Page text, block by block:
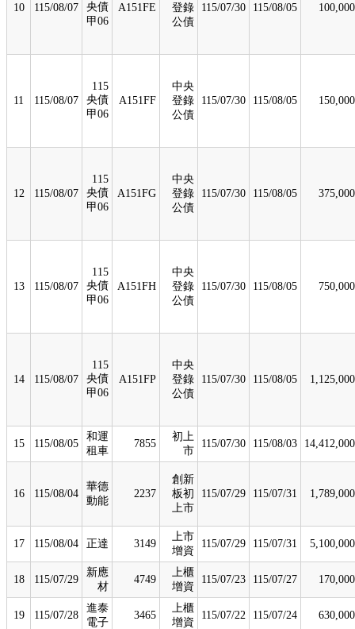
10 115/08/07
央債
甲06
A151FE
登錄
公債
115/07/30 115/08/05 100,000
11 115/08/07
115
央債
甲06
A151FF
中央
登錄
公債
115/07/30 115/08/05 150,000
12 115/08/07
115
央債
甲06
A151FG
中央
登錄
公債
115/07/30 115/08/05 375,000
13 115/08/07
115
央債
甲06
A151FH
中央
登錄
公債
115/07/30 115/08/05 750,000
14 115/08/07
115
央債
甲06
A151FP
中央
登錄
公債
115/07/30 115/08/05 1,125,000
15 115/08/05
和運
租車
7855
初上
市
115/07/30 115/08/03 14,412,000
16 115/08/04
華德
動能
2237
創新
板初
上市
115/07/29 115/07/31 1,789,000
17 115/08/04 正達 3149
上市
增資
115/07/29 115/07/31 5,100,000
18 115/07/29
新應
材
4749
上櫃
增資
115/07/23 115/07/27 170,000
19 115/07/28
進泰
電子
3465
上櫃
增資
115/07/22 115/07/24 630,000